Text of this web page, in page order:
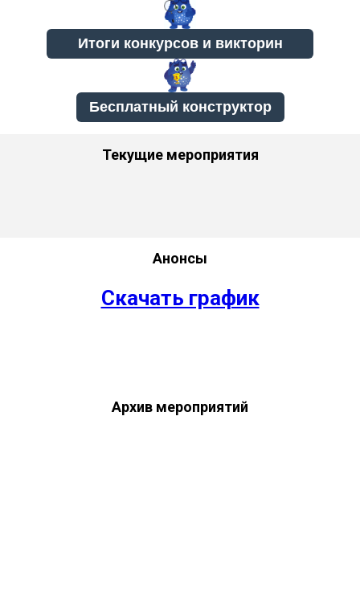
Бесплатный конструктор
Текущие мероприятия
Анонсы
Скачать график
Архив мероприятий